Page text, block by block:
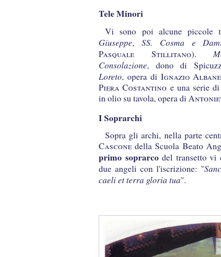
Tele Minori
Vi sono poi alcune
Giuseppe, SS. Cosma e
Pasquale Stillitano).
Consolazione, dono di
Loreto, opera di Ignazio
Piera Costantino e una serie
in olio su tavola, opera di
I Soprarchi
Sopra gli archi, nella parte
Cascone della Scuola Beato
primo soprarcodel transetto vi
due angeli con l'iscrizione: "
caeli et terra gloria tua".